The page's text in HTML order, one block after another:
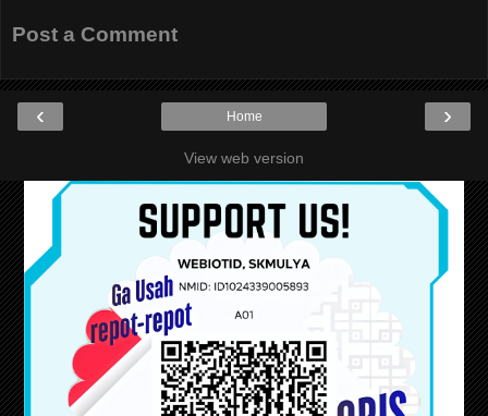
Post a Comment
‹ ›
Home
View web version